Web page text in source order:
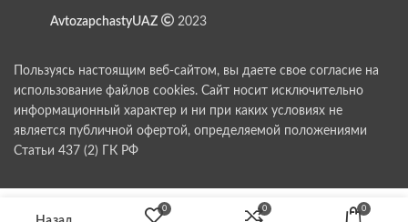
AvtozapchastyUAZ 2023
Пользуясь настоящим веб-сайтом, вы даете свое согласие на
использование файлов cookies. Сайт носит исключительно
информационный характер и ни при каких условиях не
является публичной офертой, определяемой положениями
Статьи 437 (2) ГК РФ
0 0 0